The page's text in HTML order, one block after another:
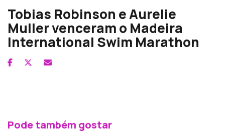
Tobias Robinson e Aurelie
Muller venceram o Madeira
International Swim Marathon
Pode também gostar